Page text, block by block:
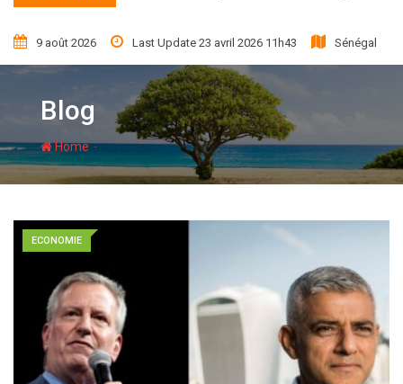
9 août 2026 Last Update 23 avril 2026 11h43 Sénégal
Blog
Home-
ECONOMIE